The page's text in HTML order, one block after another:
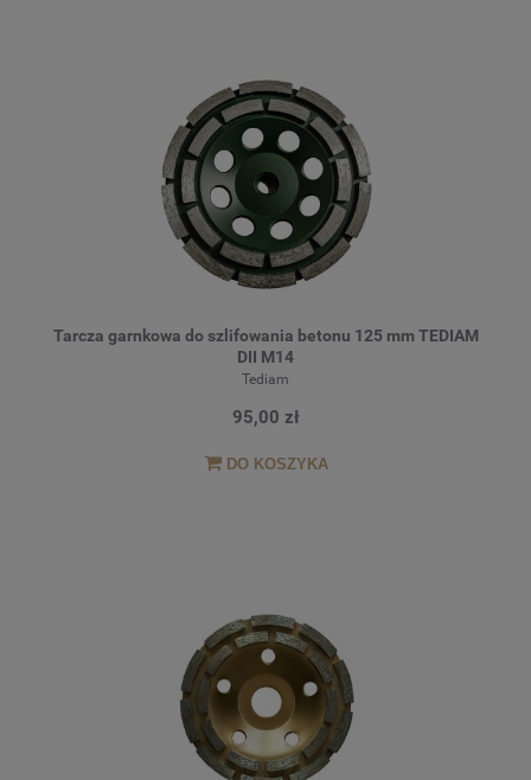
Tarcza garnkowa do szlifowania betonu 125 mm TEDIAM
DII M14
Tediam
95,00 zł
DO KOSZYKA